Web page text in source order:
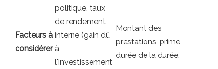
Facteurs à
considérer
politique, taux
de rendement
interne (gain dû
à
l'investissement
Montant des
prestations, prime,
durée de la durée.